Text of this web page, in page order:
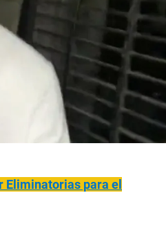
Eliminatorias para el